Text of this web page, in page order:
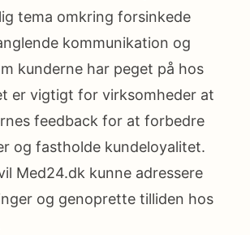
tema omkring forsinkede
kommunikation og
kunderne har peget på hos
er vigtigt for virksomheder at
feedback for at forbedre
og fastholde kundeloyalitet.
Med24.dk kunne adressere
og genoprette tilliden hos